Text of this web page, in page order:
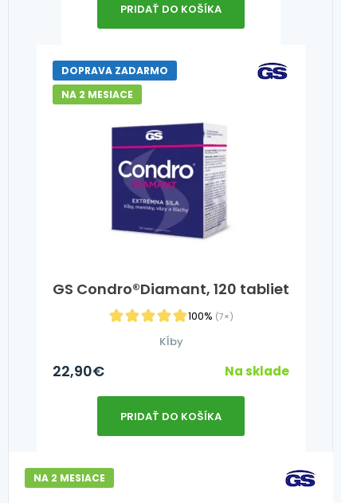
PRIDAŤ DO KOŠÍKA
GS Condro®Diamant, 120 tabliet
100% (7×)
DOPRAVA ZADARMO
NA 2 MESIACE
Kĺby
22,90€ Na sklade
PRIDAŤ DO KOŠÍKA
NA 2 MESIACE